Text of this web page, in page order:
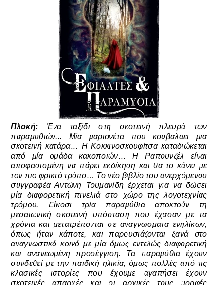
Πλοκή: Ένα ταξίδι στη σκοτεινή πλευρά των
παραμυθιών... Μία μαριονέτα που κουβαλάει μια
σκοτεινή κατάρα… Η Κοκκινοσκουφίτσα καταδιώκεται
από μία ομάδα κακοποιών… Η Ραπουνζέλ είναι
αποφασισμένη να πάρει εκδίκηση και θα το κάνει με
τον πιο φρικτό τρόπο… Το νέο βιβλίο του ανερχόμενου
συγγραφέα Αντώνη Τουμανίδη έρχεται για να δώσει
μία διαφορετική πινελιά στο χώρο της λογοτεχνίας
τρόμου. Είκοσι τρία παραμύθια αποκτούν τη
μεσαιωνική σκοτεινή υπόσταση που έχασαν με τα
χρόνια και μετατρέπονται σε αναγνώσματα ενηλίκων,
όπως ήταν κάποτε, και παρουσιάζονται ξανά στο
αναγνωστικό κοινό με μία όμως εντελώς διαφορετική
και ανανεωμένη προσέγγιση. Τα παραμύθια έχουν
συνδεθεί με την παιδική ηλικία, όμως πολλές από τις
κλασικές ιστορίες που έχουμε αγαπήσει έχουν
σκοτεινές απαρχές και οι αρχικές τους μορφές